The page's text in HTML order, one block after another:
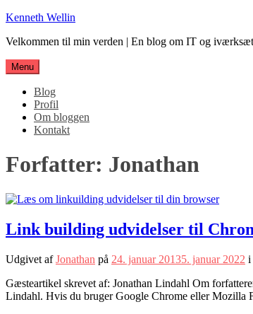
Spring
indhold
Kenneth Wellin
Velkommen til min verden | En blog om IT og
Menu
Blog
Profil
Om bloggen
Kontakt
Forfatter: Jonathan
Link building udvidelser til
Udgivet afJonathan på 24. januar 20135. januar 2022 i
Gæsteartikel skrevet af: Jonathan Lindahl Om
Lindahl. Hvis du bruger Google Chrome eller Mozilla